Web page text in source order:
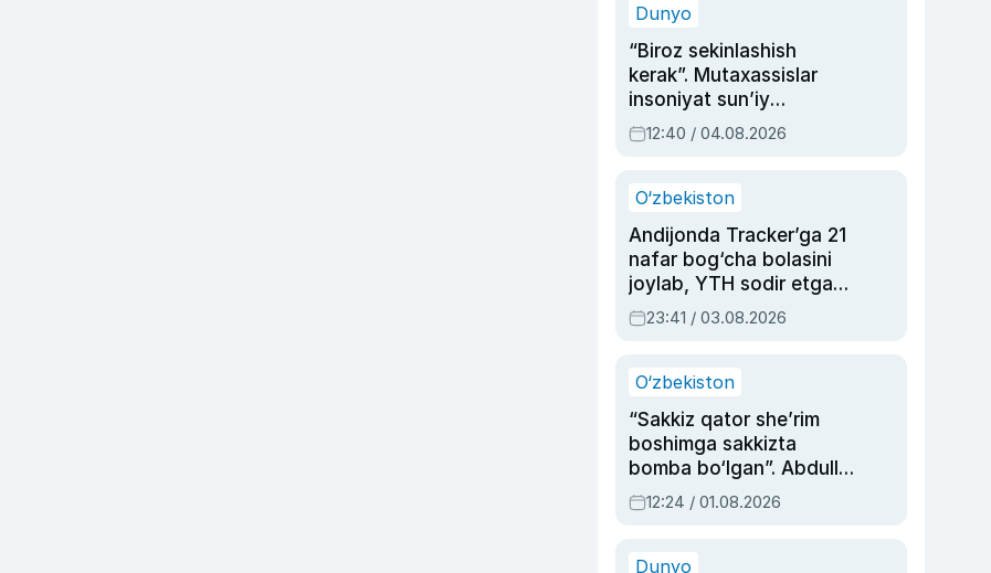
Dunyo
“Biroz sekinlashish
kerak”. Mutaxassislar
insoniyat sun’iy
intellektni boshqara
olmay qolishidan xavotir
12:40 / 04.08.2026
O‘zbekiston
Andijonda Tracker’ga 21
nafar bog‘cha bolasini
joylab, YTH sodir etgan
ayolga sud hukmi o‘qildi
23:41 / 03.08.2026
O‘zbekiston
“Sakkiz qator she’rim
boshimga sakkizta
bomba bo‘lgan”. Abdulla
Oripovni siyosiy
ayblovlardan asrab
12:24 / 01.08.2026
Dunyo